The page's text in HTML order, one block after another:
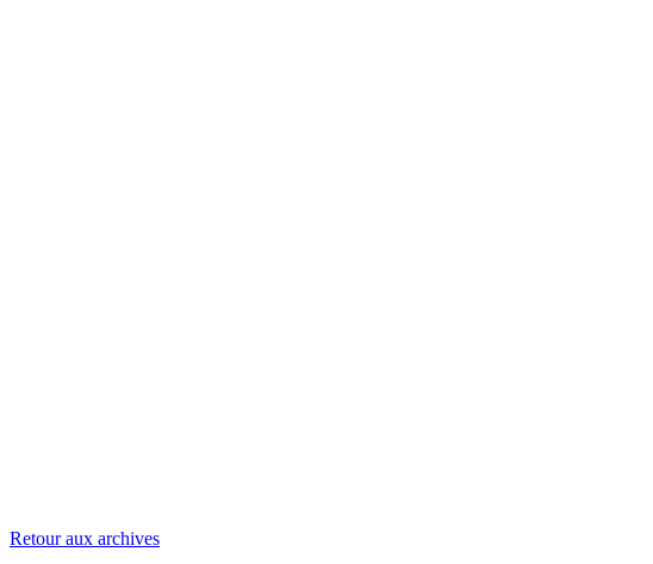
Retour aux archives